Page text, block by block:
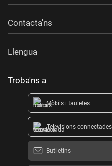
Contacta'ns
Llengua
Troba'ns a
Mòbils i tauletes
Televisions connectades
Butlletins